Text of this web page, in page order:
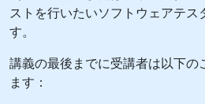
ストを行いたいソフトウェアテス
す。
講義の最後までに受講者は以下の
ます：